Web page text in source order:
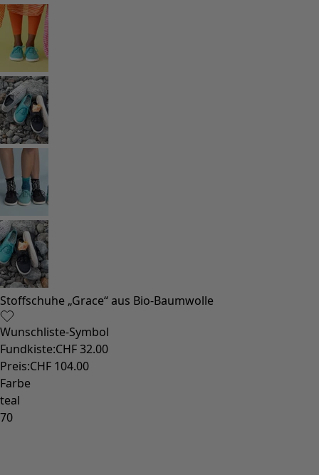
Stoffschuhe „Grace“ aus Bio-Baumwolle
Wunschliste-Symbol
Fundkiste:CHF 32.00
Preis:CHF 104.00
Farbe
teal
70